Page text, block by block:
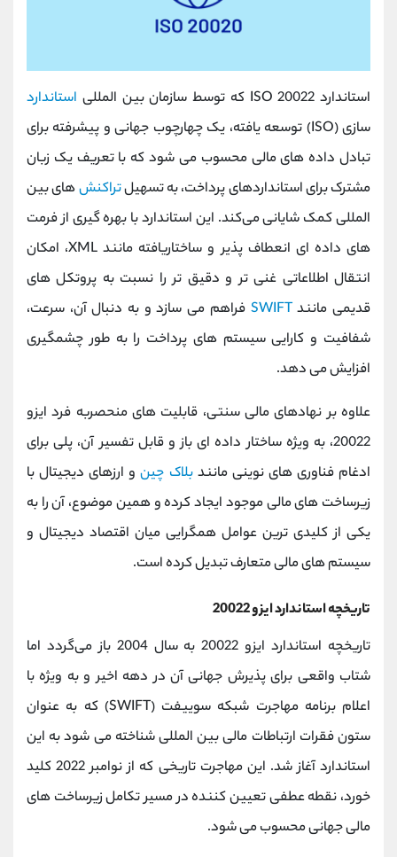
استاندارد ISO 20022 که توسط سازمان بین ‌المللی
استاندارد
سازی (ISO) توسعه یافته، یک چهارچوب جهانی و پیشرفته برای
تبادل داده‌ های مالی محسوب می ‌شود که با تعریف یک زبان
مشترک برای استانداردهای پرداخت، به تسهیلتراکنش‌های بین
‌المللی کمک شایانی می‌کند. این استاندارد با بهره ‌گیری از فرمت
‌های داده ‌ای انعطاف ‌پذیر و ساختاریافته مانند XML، امکان
انتقال اطلاعاتی غنی ‌تر و دقیق‌ تر را نسبت به پروتکل‌ های
قدیمی مانندSWIFT فراهم می ‌سازد و به دنبال آن، سرعت،
شفافیت و کارایی سیستم ‌های پرداخت را به ‌طور چشمگیری
افزایش می ‌دهد.
علاوه بر نهادهای مالی سنتی، قابلیت ‌های منحصر‌به ‌فرد ایزو
20022، به ‌ویژه ساختار داده ‌ای باز و قابل تفسیر آن، پلی برای
ادغام فناوری ‌های نوینی مانندبلاک ‌چینو ارزهای دیجیتال با
زیرساخت ‌های مالی موجود ایجاد کرده و همین موضوع، آن را به
یکی از کلیدی ‌ترین عوامل همگرایی میان اقتصاد دیجیتال و
سیستم ‌های مالی متعارف تبدیل کرده است.
تاریخچه استاندارد ایزو 20022
تاریخچه استاندارد ایزو 20022 به سال 2004 باز می‌گردد اما
شتاب واقعی برای پذیرش جهانی آن در دهه اخیر و به ‌ویژه با
اعلام برنامه مهاجرت شبکه سوییفت (SWIFT) که به عنوان
ستون فقرات ارتباطات مالی بین ‌المللی شناخته می ‌شود به این
استاندارد آغاز شد. این مهاجرت تاریخی که از نوامبر 2022 کلید
خورد، نقطه عطفی تعیین‌ کننده در مسیر تکامل زیرساخت ‌های
مالی جهانی محسوب می ‌شود.